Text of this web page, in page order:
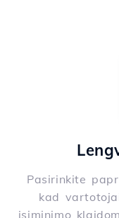
Pasirinkite
kad
įsiminimo